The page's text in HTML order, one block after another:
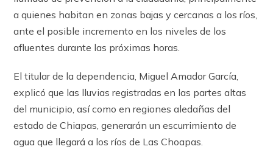
a quienes habitan en zonas bajas y cercanas a los ríos,
ante el posible incremento en los niveles de los
afluentes durante las próximas horas.
El titular de la dependencia, Miguel Amador García,
explicó que las lluvias registradas en las partes altas
del municipio, así como en regiones aledañas del
estado de Chiapas, generarán un escurrimiento de
agua que llegará a los ríos de Las Choapas.